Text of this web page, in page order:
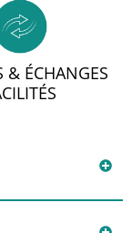
& ÉCHANGES